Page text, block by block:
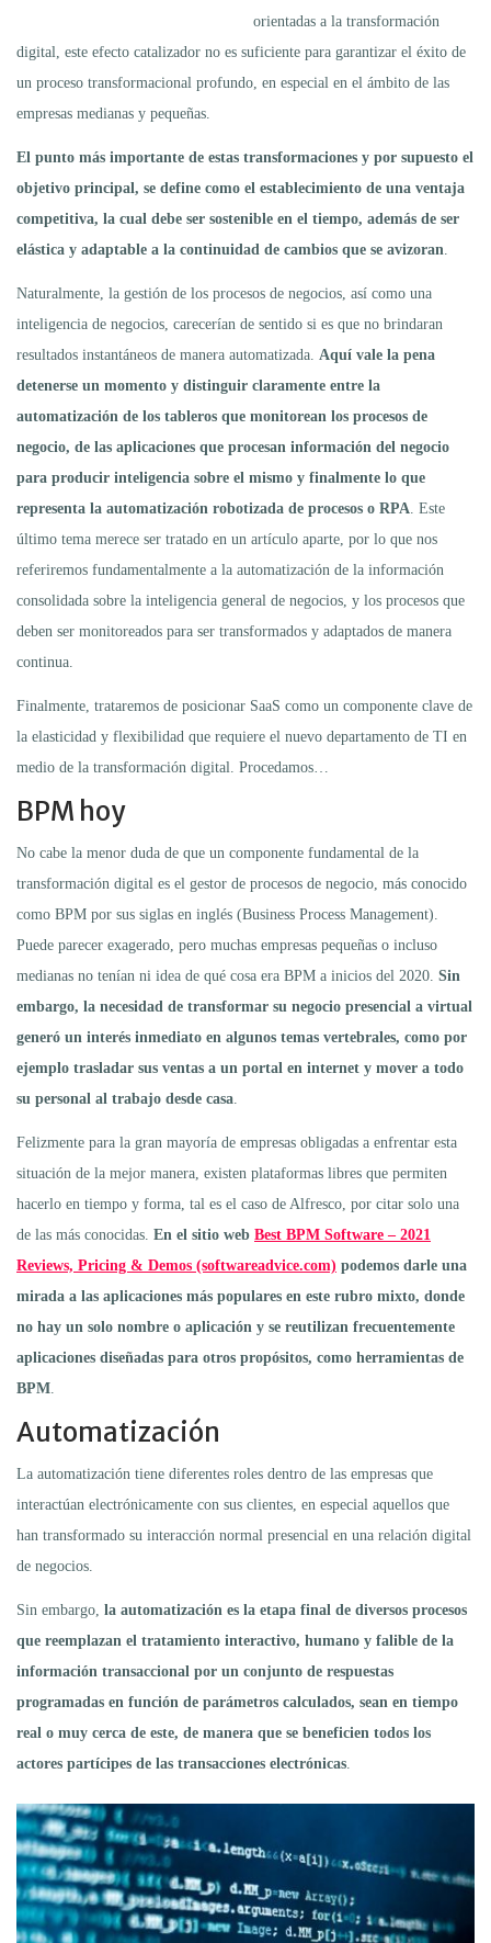
orientadas a la transformación
digital, este efecto catalizador no es suficiente para garantizar el éxito de
un proceso transformacional profundo, en especial en el ámbito de las
empresas medianas y pequeñas.
El punto más importante de estas transformaciones y por supuesto el
objetivo principal, se define como el establecimiento de una ventaja
competitiva, la cual debe ser sostenible en el tiempo, además de ser
elástica y adaptable a la continuidad de cambios que se avizoran
Naturalmente, la gestión de los procesos de negocios, así como una
inteligencia de negocios, carecerían de sentido si es que no brindaran
resultados instantáneos de manera automatizada. Aquí vale la pena
detenerse un momento y distinguir claramente entre la
automatización de los tableros que monitorean los procesos de
negocio, de las aplicaciones que procesan información del negocio
para producir inteligencia sobre el mismo y finalmente lo que
representa la automatización robotizada de procesos o RPA . Este
último tema merece ser tratado en un artículo aparte, por lo que nos
referiremos fundamentalmente a la automatización de la información
consolidada sobre la inteligencia general de negocios, y los procesos que
deben ser monitoreados para ser transformados y adaptados de manera
continua.
Finalmente, trataremos de posicionar SaaS como un componente clave de
la elasticidad y flexibilidad que requiere el nuevo departamento de TI en
medio de la transformación digital. Procedamos…
BPM hoy
No cabe la menor duda de que un componente fundamental de la
transformación digital es el gestor de procesos de negocio, más conocido
como BPM por sus siglas en inglés (Business Process Management).
Puede parecer exagerado, pero muchas empresas pequeñas o incluso
medianas no tenían ni idea de qué cosa era BPM a inicios del 2020. Sin
embargo, la necesidad de transformar su negocio presencial a virtual
generó un interés inmediato en algunos temas vertebrales, como por
ejemplo trasladar sus ventas a un portal en internet y mover a todo
su personal al trabajo desde casa
Felizmente para la gran mayoría de empresas obligadas a enfrentar esta
situación de la mejor manera, existen plataformas libres que permiten
hacerlo en tiempo y forma, tal es el caso de Alfresco, por citar solo una
de las más conocidas. En el sitio web Best BPM Software – 2021
Reviews, Pricing & Demos (softwareadvice.com) podemos darle una
mirada a las aplicaciones más populares en este rubro mixto, donde
no hay un solo nombre o aplicación y se reutilizan frecuentemente
aplicaciones diseñadas para otros propósitos, como herramientas de
BPM
Automatización
La automatización tiene diferentes roles dentro de las empresas que
interactúan electrónicamente con sus clientes, en especial aquellos que
han transformado su interacción normal presencial en una relación digital
de negocios.
Sin embargo, la automatización es la etapa final de diversos procesos
que reemplazan el tratamiento interactivo, humano y falible de la
información transaccional por un conjunto de respuestas
programadas en función de parámetros calculados, sean en tiempo
real o muy cerca de este, de manera que se beneficien todos los
actores partícipes de las transacciones electrónicas